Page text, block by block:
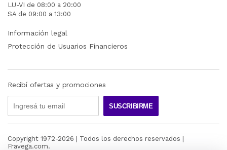
LU-VI de 08:00 a 20:00
SA de 09:00 a 13:00
Información legal
Protección de Usuarios Financieros
Recibí ofertas y promociones
SUSCRIBIRME
Copyright 1972-2026 | Todos los derechos reservados |
Fravega.com.